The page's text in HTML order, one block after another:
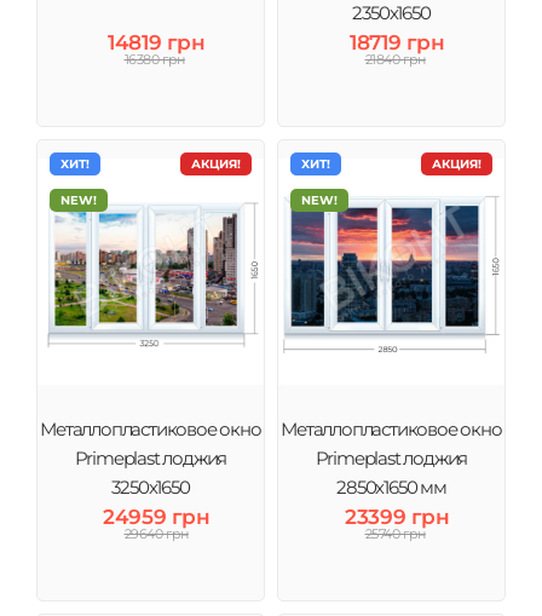
14819 грн
16380 грн
2350х1650
18719 грн
21840 грн
АКЦИЯ!
ХИТ!
NEW!
Металлопластиковое окно
Primeplast лоджия
3250х1650
24959 грн
29640 грн
АКЦИЯ!
ХИТ!
NEW!
Металлопластиковое окно
Primeplast лоджия
2850х1650 мм
23399 грн
25740 грн